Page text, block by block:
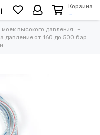
Корзина
…
высокого давления
давление от 160 до 500 бар: